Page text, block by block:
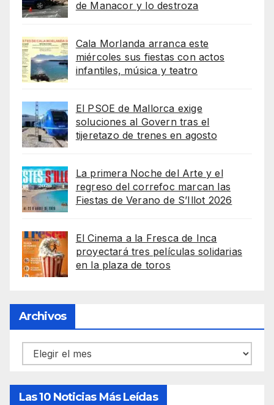
de Manacor y lo destroza
Cala Morlanda arranca este
miércoles sus fiestas con actos
infantiles, música y teatro
El PSOE de Mallorca exige
soluciones al Govern tras el
tijeretazo de trenes en agosto
La primera Noche del Arte y el
regreso del correfoc marcan las
Fiestas de Verano de S’Illot 2026
El Cinema a la Fresca de Inca
proyectará tres películas solidarias
en la plaza de toros
Archivos
Archivos
Las 10 Noticias Más Leídas